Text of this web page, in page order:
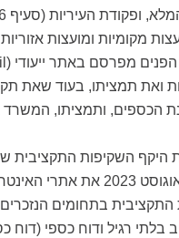
מקומיות ומועצות אזוריות
מפרסם באתר ייעודי (
ואת תמציתו, בעוד שאת
הכספים, ותמציתו, המשרד
היקף השקיפות התקציבית
התקציבית בתחומים
רגיל ודוח כספי (דוח